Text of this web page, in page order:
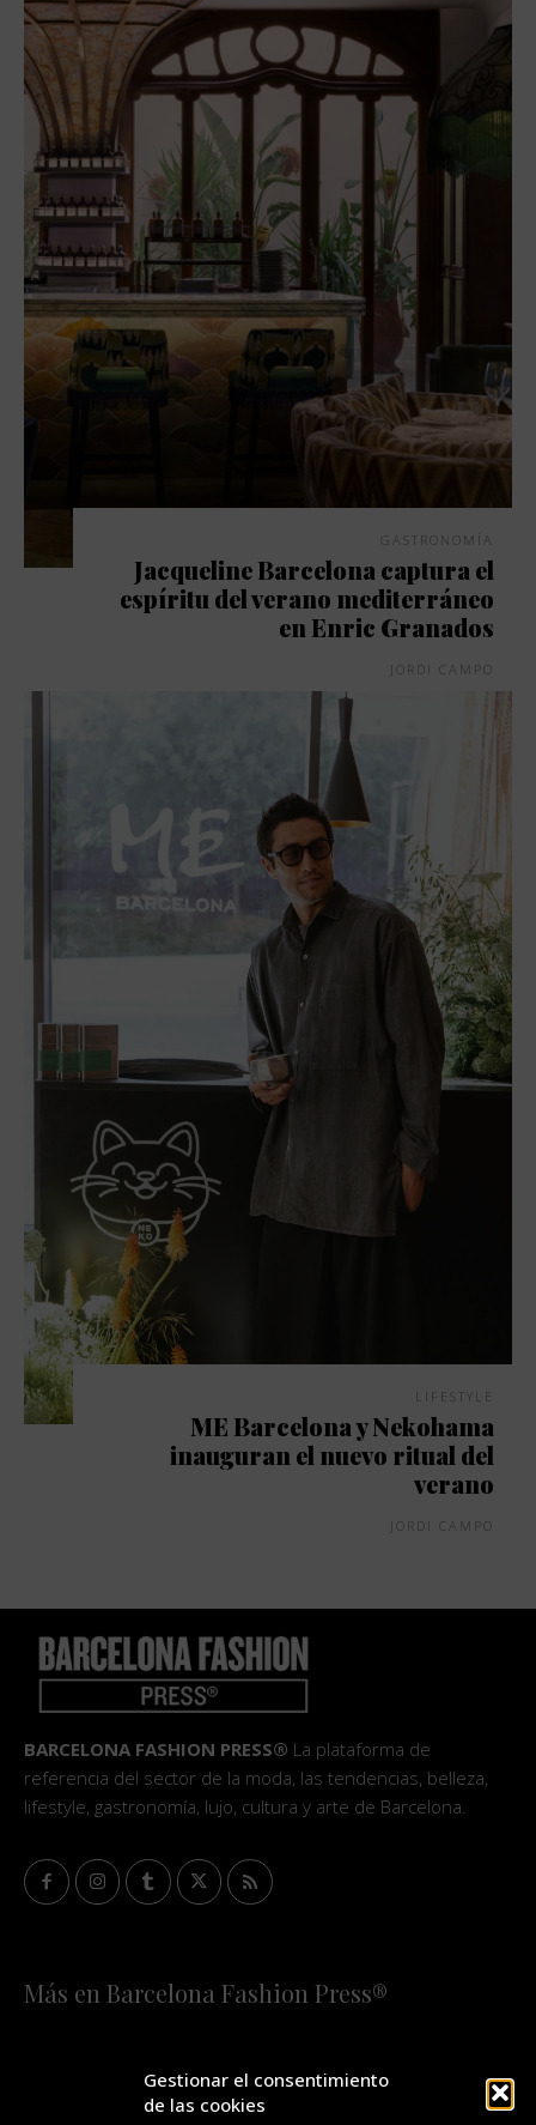
Gestionar el consentimiento
de las cookies
GASTRONOMÍA
Jacqueline Barcelona captura el
espíritu del verano mediterráneo
en Enric Granados
JORDI CAMPO
LIFESTYLE
ME Barcelona y Nekohama
inauguran el nuevo ritual del
verano
JORDI CAMPO
BARCELONA FASHION PRESS® La plataforma de
referencia del sector de la moda, las tendencias, belleza,
lifestyle, gastronomía, lujo, cultura y arte de Barcelona.
Más en Barcelona Fashion Press®
¡SUSCRÍBETE A NUESTRA FASHION NEWS!